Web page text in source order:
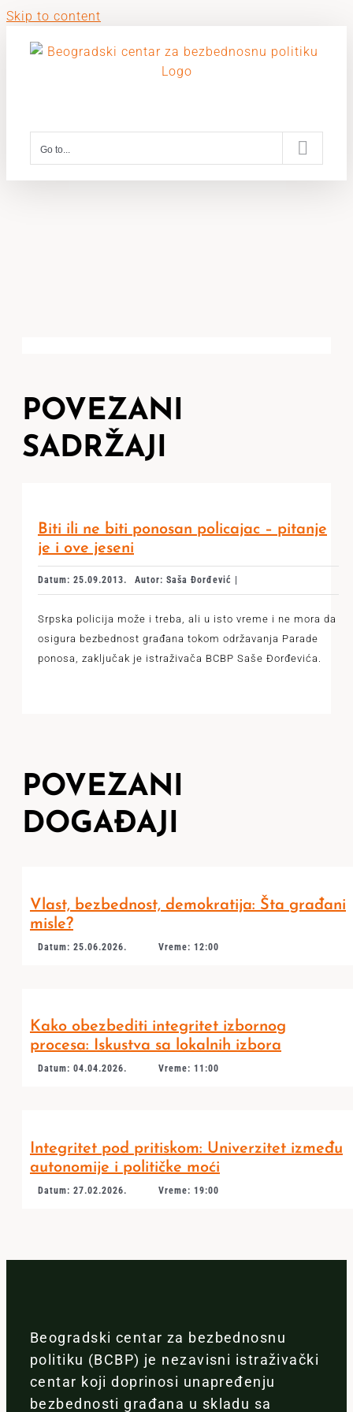
Skip to content
Go to...
POVEZANI
SADRŽAJI
Biti ili ne biti ponosan policajac – pitanje
je i ove jeseni
Datum: 25.09.2013. Autor: Saša Đorđević |
Srpska policija može i treba, ali u isto vreme i ne mora da
osigura bezbednost građana tokom održavanja Parade
ponosa, zaključak je istraživača BCBP Saše Đorđevića.
POVEZANI
DOGAĐAJI
Vlast, bezbednost, demokratija: Šta građani
misle?
Datum: 25.06.2026. Vreme: 12:00
Kako obezbediti integritet izbornog
procesa: Iskustva sa lokalnih izbora
Datum: 04.04.2026. Vreme: 11:00
Integritet pod pritiskom: Univerzitet između
autonomije i političke moći
Datum: 27.02.2026. Vreme: 19:00
Beogradski centar za bezbednosnu
politiku (BCBP) je nezavisni istraživački
centar koji doprinosi unapređenju
bezbednosti građana u skladu sa